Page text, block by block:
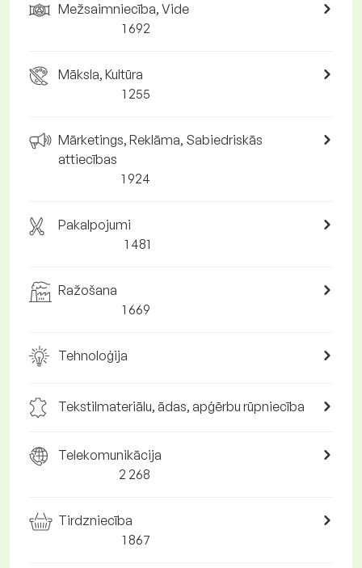
Mežsaimniecība, Vide
1 692
Māksla, Kultūra
1 255
Mārketings, Reklāma, Sabiedriskās
attiecības
1 924
Pakalpojumi
1 481
Ražošana
1 669
Tehnoloģija
Tekstilmateriālu, ādas, apģērbu rūpniecība
Telekomunikācija
2 268
Tirdzniecība
1 867